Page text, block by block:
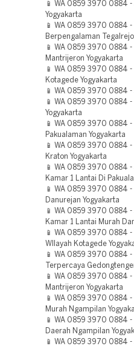
📱 WA 0859 3970 0884
Yogyakarta
📱 WA 0859 3970 0884
Berpengalaman Tegalrejo
📱 WA 0859 3970 0884
Mantrijeron Yogyakarta
📱 WA 0859 3970 0884 -
Kotagede Yogyakarta
📱 WA 0859 3970 0884 -
📱 WA 0859 3970 0884
Yogyakarta
📱 WA 0859 3970 0884
Pakualaman Yogyakarta
📱 WA 0859 3970 0884 -
Kraton Yogyakarta
📱 WA 0859 3970 0884
Kamar 1 Lantai Di
📱 WA 0859 3970 0884
Danurejan Yogyakarta
📱 WA 0859 3970 0884
Kamar 1 Lantai Murah
📱 WA 0859 3970 0884
WIlayah Kotagede
📱 WA 0859 3970 0884 -
Terpercaya
📱 WA 0859 3970 0884
Mantrijeron Yogyakarta
📱 WA 0859 3970 0884 -
Murah Ngampilan
📱 WA 0859 3970 0884
Daerah Ngampilan
📱 WA 0859 3970 0884